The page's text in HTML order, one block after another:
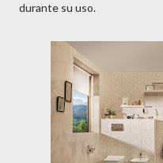
durante su uso.